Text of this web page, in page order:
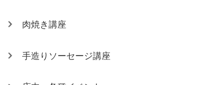
肉焼き講座
手造りソーセージ講座